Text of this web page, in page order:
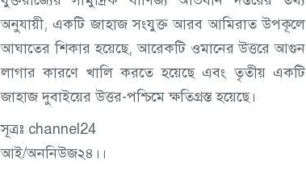
অনুযায়ী, একটি জাহাজ সংযুক্ত আরব আমিরাত উপকূলে
আঘাতের শিকার হয়েছে, আরেকটি ওমানের উত্তরে আগুন
লাগার কারণে খালি করতে হয়েছে এবং তৃতীয় একটি
জাহাজ দুবাইয়ের উত্তর-পশ্চিমে ক্ষতিগ্রস্ত হয়েছে।
সূত্রঃ channel24
আই/অননিউজ২৪।।